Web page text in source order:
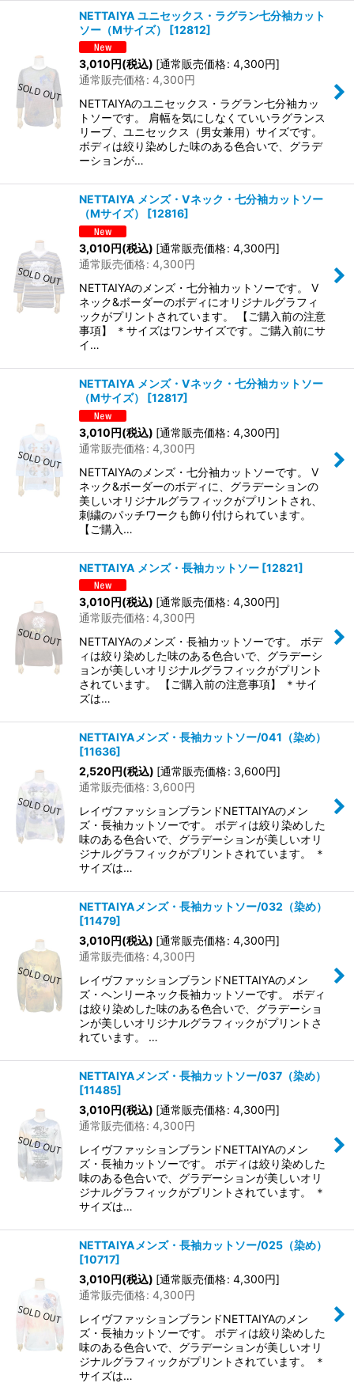
NETTAIYA ユニセックス・ラグラン七分袖カット
ソー（Mサイズ）
[12812]
3,010 円(税込) [通常販売価格: 4,300円]
通常販売価格: 4,300円
NETTAIYAのユニセックス・ラグラン七分袖カッ
トソーです。 肩幅を気にしなくていいラグランス
リーブ、ユニセックス（男女兼用）サイズです。
ボディは絞り染めした味のある色合いで、グラデ
ーションが…
NETTAIYA メンズ・Vネック・七分袖カットソー
（Mサイズ）
[12816]
3,010円(税込) [通常販売価格: 4,300円]
通常販売価格: 4,300円
NETTAIYAのメンズ・七分袖カットソーです。 V
ネック&ボーダーのボディにオリジナルグラフィ
ックがプリントされています。 【ご購入前の注意
事項】 ＊サイズはワンサイズです。ご購入前にサ
イ…
NETTAIYA メンズ・Vネック・七分袖カットソー
（Mサイズ）
[12817]
3,010円(税込) [通常販売価格: 4,300円]
通常販売価格: 4,300円
NETTAIYAのメンズ・七分袖カットソーです。 V
ネック&ボーダーのボディに、グラデーションの
美しいオリジナルグラフィックがプリントされ、
刺繍のパッチワークも飾り付けられています。
【ご購入…
NETTAIYA メンズ・長袖カットソー [12821]
3,010 円(税込) [通常販売価格: 4,300円]
通常販売価格: 4,300円
NETTAIYAのメンズ・長袖カットソーです。 ボデ
ィは絞り染めした味のある色合いで、グラデーシ
ョンが美しいオリジナルグラフィックがプリント
されています。 【ご購入前の注意事項】 ＊サイ
ズは…
NETTAIYAメンズ・長袖カットソー/041（染め）
[11636]
2,520 円(税込) [通常販売価格: 3,600円]
通常販売価格: 3,600円
レイヴファッションブランドNETTAIYAのメン
ズ・長袖カットソーです。 ボディは絞り染めした
味のある色合いで、グラデーションが美しいオリ
ジナルグラフィックがプリントされています。 ＊
サイズは…
NETTAIYAメンズ・長袖カットソー/032（染め）
[11479]
3,010 円(税込) [通常販売価格: 4,300円]
通常販売価格: 4,300円
レイヴファッションブランドNETTAIYAのメン
ズ・ヘンリーネック長袖カットソーです。 ボディ
は絞り染めした味のある色合いで、グラデーショ
ンが美しいオリジナルグラフィックがプリントさ
れています。 …
NETTAIYAメンズ・長袖カットソー/037（染め）
[11485]
3,010 円(税込) [通常販売価格: 4,300円]
通常販売価格: 4,300円
レイヴファッションブランドNETTAIYAのメン
ズ・長袖カットソーです。 ボディは絞り染めした
味のある色合いで、グラデーションが美しいオリ
ジナルグラフィックがプリントされています。 ＊
サイズは…
NETTAIYAメンズ・長袖カットソー/025（染め）
[10717]
3,010 円(税込) [通常販売価格: 4,300円]
通常販売価格: 4,300円
レイヴファッションブランドNETTAIYAのメン
ズ・長袖カットソーです。 ボディは絞り染めした
味のある色合いで、グラデーションが美しいオリ
ジナルグラフィックがプリントされています。 ＊
サイズは…